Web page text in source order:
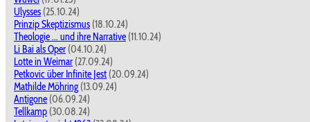
Ulysses (25.10.24)
Prinzip Skeptizismus (18.10.24)
Theologie ... und ihre Narrative (11.10.24)
Li Bai als Oper (04.10.24)
Lotte in Weimar (27.09.24)
Petkovic über Infinite Jest (20.09.24)
Mathilde Möhring (13.09.24)
Antigone (06.09.24)
Tellkamp (30.08.24)